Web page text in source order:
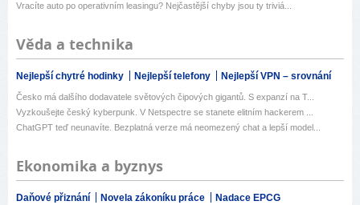
Vracíte auto po operativním leasingu? Nejčastější chyby jsou ty triviá...
Věda a technika
Nejlepší chytré hodinky Nejlepší telefony Nejlepší VPN – srovnání
Česko má dalšího dodavatele světových čipových gigantů. S expanzí na T...
Vyzkoušejte český kyberpunk. V Netspectre se stanete elitním hackerem ...
ChatGPT teď neunavíte. Bezplatná verze má neomezený chat a lepší model...
Ekonomika a byznys
Daňové přiznání Novela zákoníku práce Nadace EPCG